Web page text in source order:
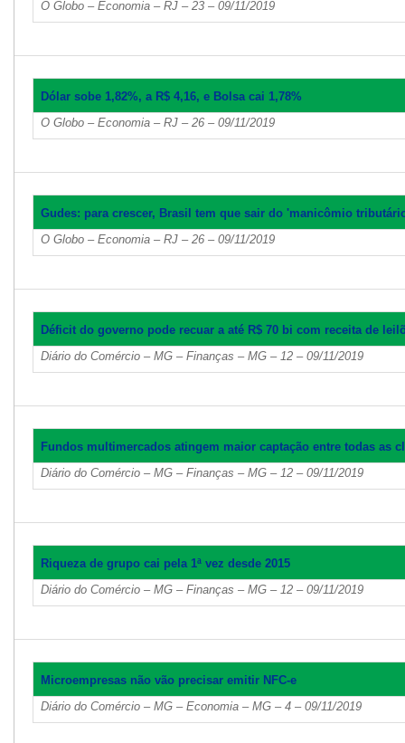
O Globo – Economia – RJ – 23 – 09/11/2019
Dólar sobe 1,82%, a R$ 4,16, e Bolsa cai 1,78%
O Globo – Economia – RJ – 26 – 09/11/2019
Gudes: para crescer, Brasil tem que sair do 'manicômio
O Globo – Economia – RJ – 26 – 09/11/2019
Déficit do governo pode recuar a até R$ 70 bi com receita de
Diário do Comércio – MG – Finanças – MG – 12 – 09/11/2019
Fundos multimercados atingem maior captação entre todas as
Diário do Comércio – MG – Finanças – MG – 12 – 09/11/2019
Riqueza de grupo cai pela 1ª vez desde 2015
Diário do Comércio – MG – Finanças – MG – 12 – 09/11/2019
Microempresas não vão precisar emitir NFC-e
Diário do Comércio – MG – Economia – MG – 4 – 09/11/2019